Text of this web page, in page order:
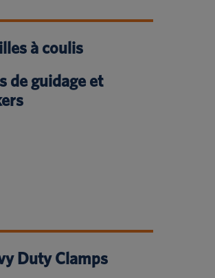
à coulis
de guidage et
Duty Clamps